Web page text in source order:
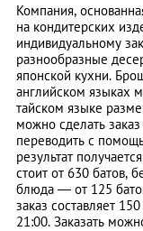
Компания,
на кондитерских
индивидуальному
разнообразные
японской кухни.
английском языках
тайском языке
можно сделать
переводить с
результат
стоит от 630 батов,
блюда — от 125
заказ составляет
21:00. Заказать